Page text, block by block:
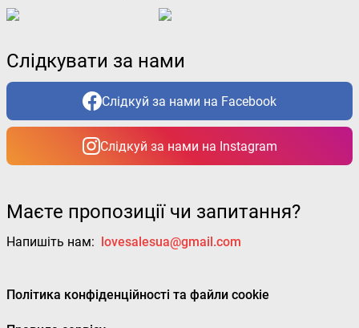
Слідкувати за нами
Слідкуй за нами на Facebook
Слідкуй за нами на Instagram
Маєте пропозиції чи запитання?
Напишіть нам: lovesalesua@gmail.com
Політика конфіденційності та файли cookie